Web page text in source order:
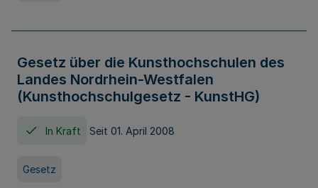
Gesetz über die Kunsthochschulen des
Landes Nordrhein-Westfalen
(Kunsthochschulgesetz - KunstHG)
In Kraft Seit 01. April 2008
Gesetz